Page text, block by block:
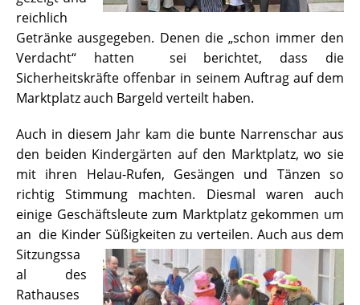
reichlich
Getränke ausgegeben. Denen die „schon immer den
Verdacht“ hatten sei berichtet, dass die
Sicherheitskräfte offenbar in seinem Auftrag auf dem
Marktplatz auch Bargeld verteilt haben.
Auch in diesem Jahr kam die bunte Narrenschar aus
den beiden Kindergärten auf den Marktplatz, wo sie
mit ihren Helau-Rufen, Gesängen und Tänzen so
richtig Stimmung machten. Diesmal waren auch
einige Geschäftsleute zum Marktplatz gekommen um
an die Kinder Süßigkeiten zu verteilen. Auch aus dem
Sitzungssa
al des
Rathauses